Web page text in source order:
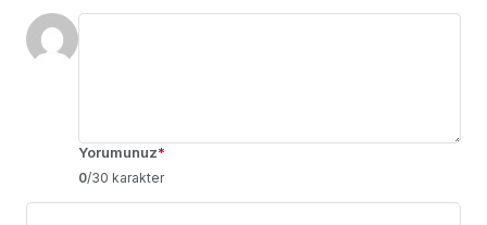
Yorumunuz*
0/30 karakter